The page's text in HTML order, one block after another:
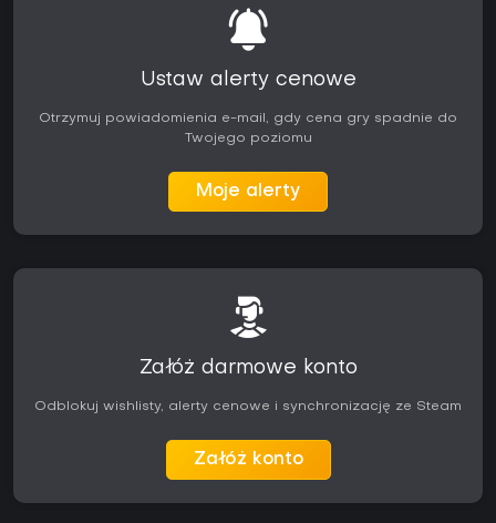
Ustaw alerty cenowe
Otrzymuj powiadomienia e-mail, gdy cena gry spadnie do
Twojego poziomu
Moje alerty
Załóż darmowe konto
Odblokuj wishlisty, alerty cenowe i synchronizację ze Steam
Załóż konto